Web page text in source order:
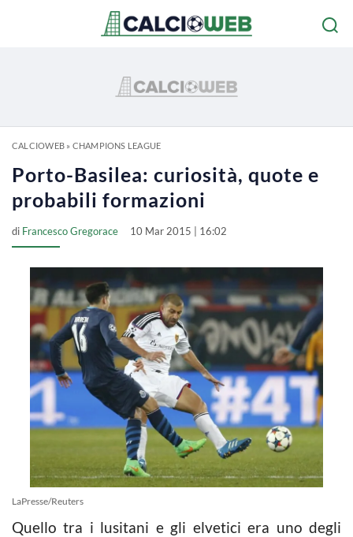
CALCIOWEB» CHAMPIONS LEAGUE
Porto-Basilea: curiosità, quote e
probabili formazioni
di Francesco Gregorace 10 Mar 2015 | 16:02
LaPresse/Reuters
Quello tra i lusitani e gli elvetici era uno degli